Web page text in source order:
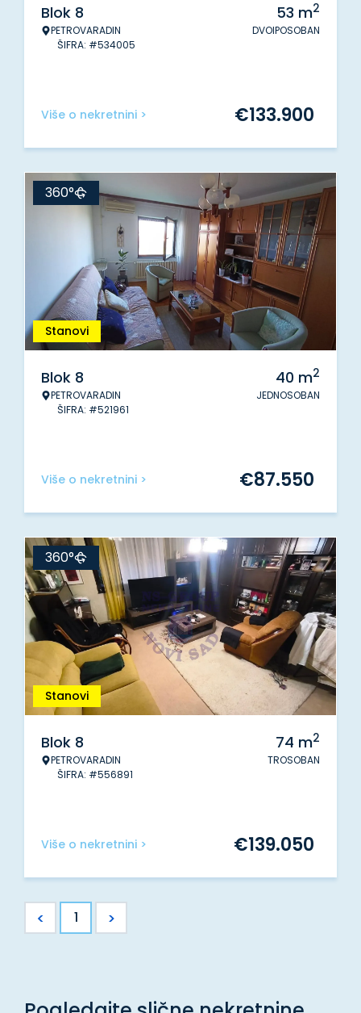
Blok 8
PETROVARADIN
ŠIFRA: #534005
53 m2
DVOIPOSOBAN
Više o nekretnini > €133.900
Stanovi
360°
Blok 8
PETROVARADIN
ŠIFRA: #521961
40 m2
JEDNOSOBAN
Više o nekretnini > €87.550
Stanovi
360°
Blok 8
PETROVARADIN
ŠIFRA: #556891
74 m2
TROSOBAN
Više o nekretnini > €139.050
< 1 >